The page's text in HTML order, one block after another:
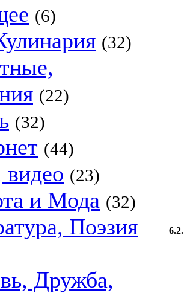
(6)
(32)
(22)
(32)
(44)
(23)
и Мода (32)
Поэзия
Дружба,
6.2.